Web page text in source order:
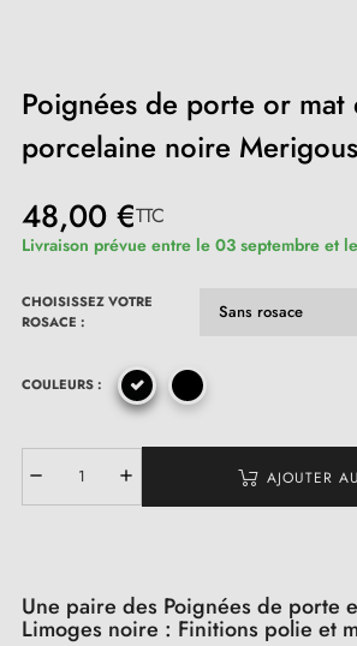
Poignées de porte or mat
porcelaine noire Merigous
48,00 €TTC
Livraison prévue entre le 03 septembre et
CHOISISSEZ VOTRE
ROSACE :
COULEURS :
AJOUTER
Une paire des Poignées de porte
Limoges noire : Finitions polie et